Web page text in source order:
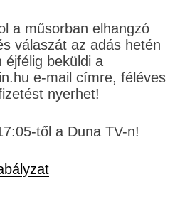
a műsorban elhangzó
válaszát az adás hetén
éjfélig beküldi a
e-mail címre, féléves
nyerhet!
től a Duna TV-n!